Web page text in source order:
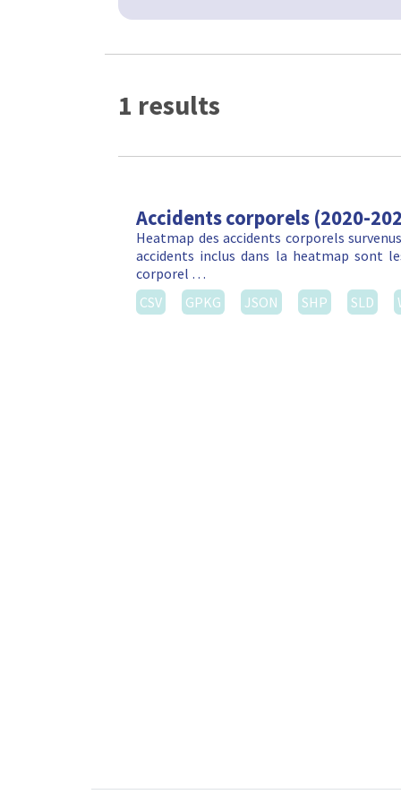
1 results
Accidents corporels (2020-
Heatmap des accidents corporels
accidents inclus dans la heatmap sont
corporel …
CSV
GPKG JSON SHP SLD